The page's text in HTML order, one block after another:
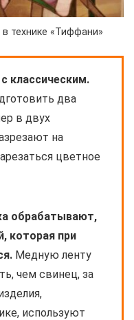
в технике «Тиффани»
классическим.
два
в двух
на
цветное
обрабатывают,
которая при
Медную ленту
чем свинец, за
используют